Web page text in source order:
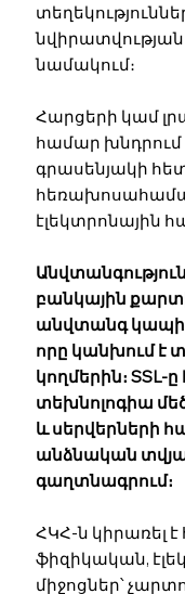
նամակում։
Հարցերի կամ
համար
գրասենյակի
էլեկտրոնային
բանկային
անվտանգ կապի
որը կանխում է
կողմերին։
տեխնոլոգիա
և սերվերների
անձնական
գաղտնագրում։
ՀԿՀ-ն
ֆիզիկական,
միջոցներ՝